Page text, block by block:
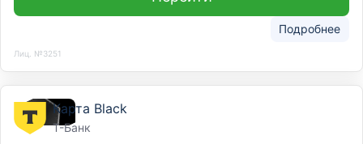
Подробнее
Лиц. №3251
Карта Black
Т-Банк